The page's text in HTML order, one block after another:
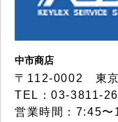
中市商店
〒112-0002 東京
TEL：03-3811-
営業時間：7:45〜